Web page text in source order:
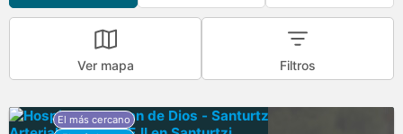
Ver mapa Filtros